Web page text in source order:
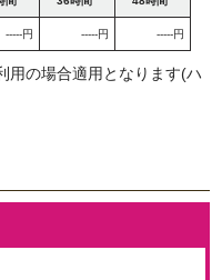
-----円 -----円 -----円
用の場合適用となります(ハ